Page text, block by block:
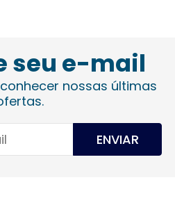
seu e-mail
nossas últimas
ENVIAR